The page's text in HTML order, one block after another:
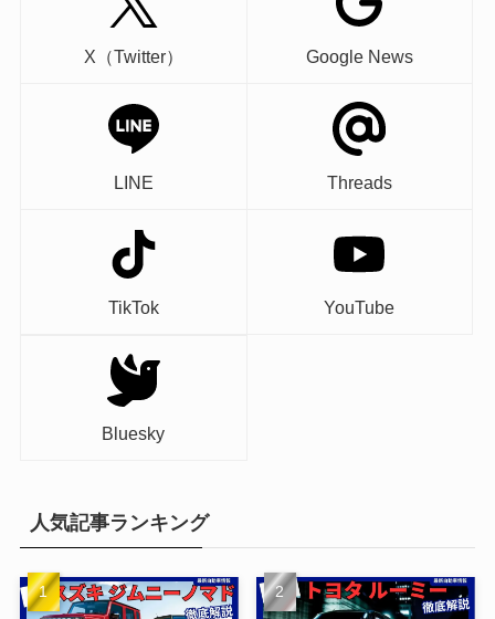
X（Twitter） Google News
LINE Threads
TikTok YouTube
Bluesky
人気記事ランキング